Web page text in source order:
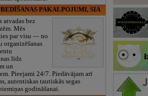
PAKALPOJUMI, SIA
atvadas bez
Mēs
par visu — no
organizēšanas
līdz
un
Pieejami 24/7. Piedāvājam arī
autentiskas tautiskās segas
godināšanai.